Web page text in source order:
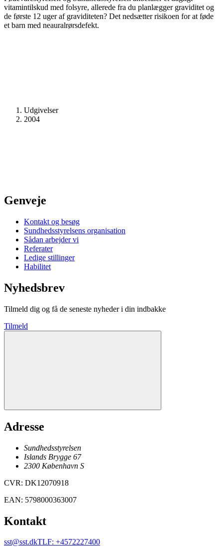
vitamintilskud med folsyre, allerede fra du planlægger graviditet og
de første 12 uger af graviditeten? Det nedsætter risikoen for at føde
et barn med neauralrørsdefekt.
Udgivelser
2004
Genveje
Kontakt og besøg
Sundhedsstyrelsens organisation
Sådan arbejder vi
Referater
Ledige stillinger
Habilitet
Nyhedsbrev
Tilmeld dig og få de seneste nyheder i din indbakke
Tilmeld
Adresse
Sundhedsstyrelsen
Islands Brygge 67
2300 København S
CVR: DK12070918
EAN: 5798000363007
Kontakt
sst@sst.dkTLF: +4572227400